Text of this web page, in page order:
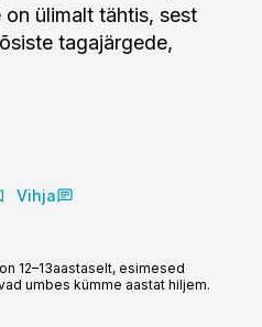
ülimalt tähtis, sest
tagajärgede,
Vihja
12–13aastaselt, esimesed
umbes kümme aastat hiljem.